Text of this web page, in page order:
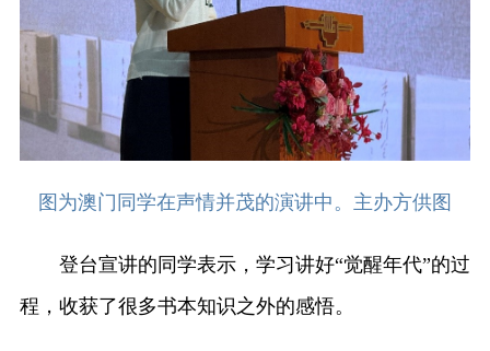
图为澳门同学在声情并茂的演讲中。主办方供图
登台宣讲的同学表示，学习讲好“觉醒年代”的过
程，收获了很多书本知识之外的感悟。